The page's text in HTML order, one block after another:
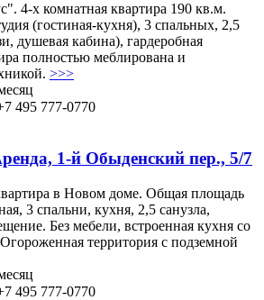
4-х комнатная квартира 190 кв.м.
(гостиная-кухня), 3 спальных, 2,5
душевая кабина), гардеробная
полностью меблирована и
>>>
495 777-0770
1-й Обыденский пер., 5/7
в Новом доме. Общая площадь
3 спальни, кухня, 2,5 санузла,
Без мебели, встроенная кухня со
территория с подземной
495 777-0770